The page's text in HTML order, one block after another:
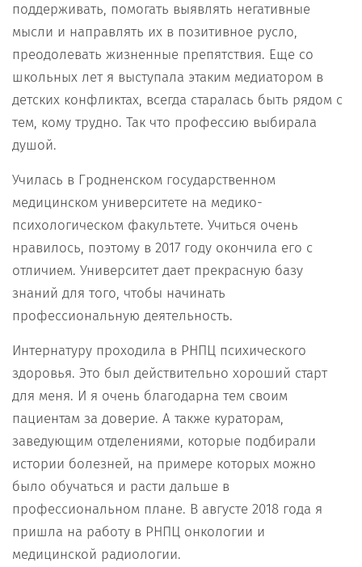
поддерживать, помогать выявлять негативные
мысли и направлять их в позитивное русло,
преодолевать жизненные препятствия. Еще со
школьных лет я выступала этаким медиатором в
детских конфликтах, всегда старалась быть рядом с
тем, кому трудно. Так что профессию выбирала
душой.
Училась в Гродненском государственном
медицинском университете на медико-
психологическом факультете. Учиться очень
нравилось, поэтому в 2017 году окончила его с
отличием. Университет дает прекрасную базу
знаний для того, чтобы начинать
профессиональную деятельность.
Интернатуру проходила в РНПЦ психического
здоровья. Это был действительно хороший старт
для меня. И я очень благодарна тем своим
пациентам за доверие. А также кураторам,
заведующим отделениями, которые подбирали
истории болезней, на примере которых можно
было обучаться и расти дальше в
профессиональном плане. В августе 2018 года я
пришла на работу в РНПЦ онкологии и
медицинской радиологии.